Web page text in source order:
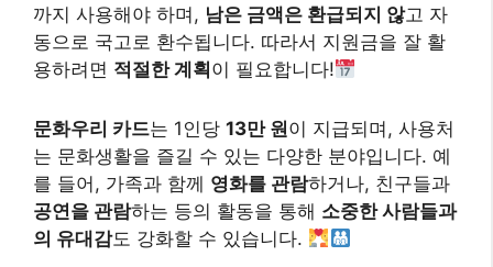
까지 사용해야 하며, 남은 금액은 환급되지 않고 자
동으로 국고로 환수됩니다. 따라서 지원금을 잘 활
용하려면 적절한 계획이 필요합니다!
문화우리 카드는 1인당 13만 원이 지급되며, 사용처
는 문화생활을 즐길 수 있는 다양한 분야입니다. 예
를 들어, 가족과 함께 영화를 관람하거나, 친구들과
공연을 관람하는 등의 활동을 통해 소중한 사람들과
의 유대감도 강화할 수 있습니다.